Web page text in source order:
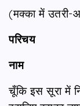
(मक्का में उतरी-
परिचय
नाम
चूँकि इस सूरा में